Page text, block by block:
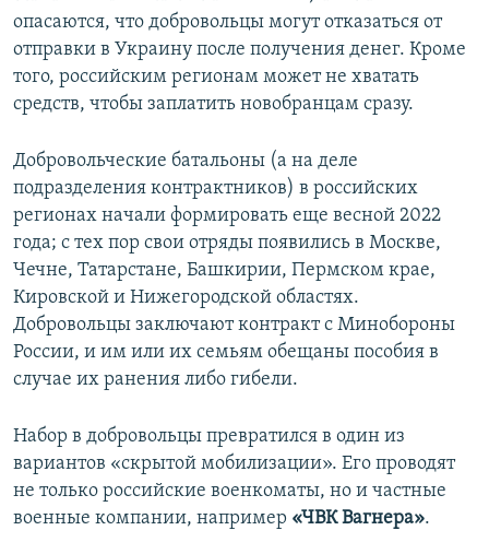
опасаются, что добровольцы могут отказаться от
отправки в Украину после получения денег. Кроме
того, российским регионам может не хватать
средств, чтобы заплатить новобранцам сразу.
Добровольческие батальоны (а на деле
подразделения контрактников) в российских
регионах начали формировать еще весной 2022
года; с тех пор свои отряды появились в Москве,
Чечне, Татарстане, Башкирии, Пермском крае,
Кировской и Нижегородской областях.
Добровольцы заключают контракт с Минобороны
России, и им или их семьям обещаны пособия в
случае их ранения либо гибели.
Набор в добровольцы превратился в один из
вариантов «скрытой мобилизации». Его проводят
не только российские военкоматы, но и частные
военные компании, например «ЧВК Вагнера».